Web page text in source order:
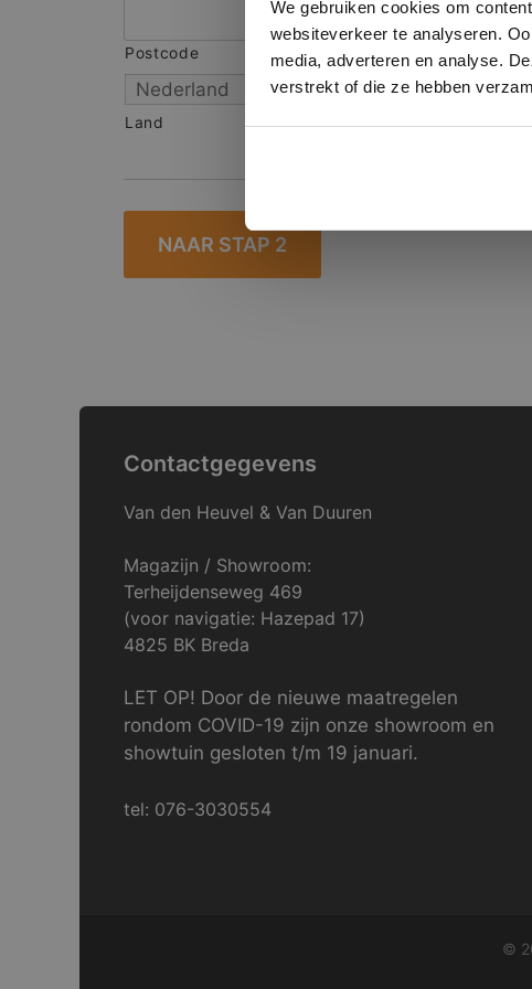
We gebruiken cookies om
websiteverkeer te analyseren.
media, adverteren en analyse.
verstrekt of die ze hebben
Postcode Stad
Land
Contactgegevens
Van den Heuvel & Van Duuren
Magazijn / Showroom:
Terheijdenseweg 469
(voor navigatie: Hazepad 17)
4825 BK Breda
LET OP! Door de nieuwe maatregelen
rondom COVID-19 zijn onze showroom en
showtuin gesloten t/m 19 januari.
tel: 076-3030554
©